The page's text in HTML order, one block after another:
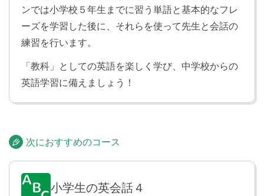
Lesson 32 ものの値段をたずねよう
道をたずねてお祭り会場へ行こう
Lesson 34 行きたい国を答えよう
Lesson 35 したいことを答えよう
ンでは小学校５年生までに習う単語と基本的なフレ
ーズを学習した後に、それらを使って先生と会話の
練習を行います。
「教科」としての英語を楽しく学び、中学校からの
英語学習に備えましょう！
次におすすめのコース
小学生の英会話４